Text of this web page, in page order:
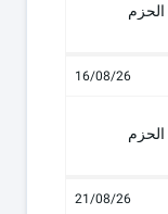
الحزم
16/08/26
الحزم
21/08/26